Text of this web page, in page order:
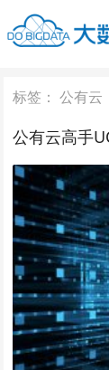
标签：公有云
公有云高手